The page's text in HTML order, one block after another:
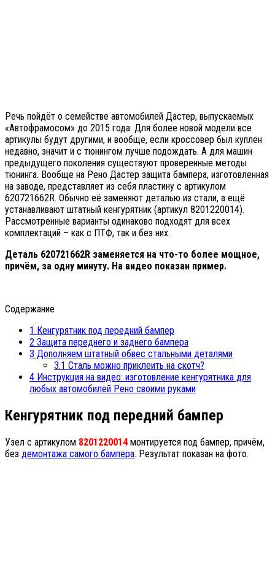
Речь пойдёт о семействе автомобилей Дастер, выпускаемых
«Автофрамосом» до 2015 года. Для более новой модели все
артикулы будут другими, и вообще, если кроссовер был куплен
недавно, значит и с тюнингом лучше подождать. А для машин
предыдущего поколения существуют проверенные методы
тюнинга. Вообще на Рено Дастер защита бампера, изготовленная
на заводе, представляет из себя пластину с артикулом
620721662R. Обычно её заменяют деталью из стали, а ещё
устанавливают штатный кенгурятник (артикул 8201220014).
Рассмотренные варианты одинаково подходят для всех
комплектаций – как с ПТФ, так и без них.
Деталь 620721662R заменяется на что-то более мощное,
причём, за одну минуту. На видео показан пример.
Содержание
1 Кенгурятник под передний бампер
2 Защита переднего и заднего бампера
3 Дополняем штатный обвес стальными деталями
3.1 Сталь можно приклеить на скотч?
4 Инструкция на видео: изготовление кенгурятника для
любых автомобилей Рено своими руками
Кенгурятник под передний бампер
Узел с артикулом 8201220014 монтируется под бампер, причём,
без демонтажа самого бампера. Результат показан на фото.